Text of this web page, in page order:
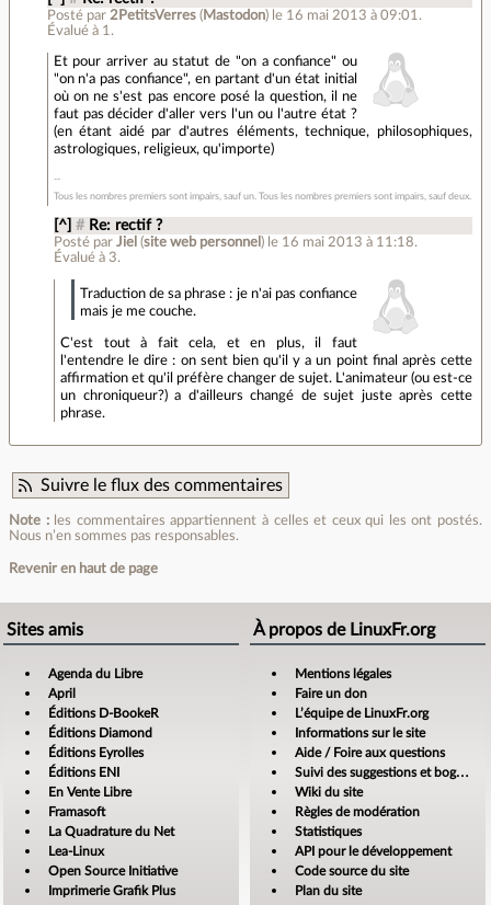
Posté par 2PetitsVerres(Mastodon) le 16 mai 2013 à 09:01 .
Évalué à 1 .
Et pour arriver au statut de "on a confiance" ou
"on n'a pas confiance", en partant d'un état initial
où on ne s'est pas encore posé la question, il ne
faut pas décider d'aller vers l'un ou l'autre état ?
(en étant aidé par d'autres éléments, technique, philosophiques,
astrologiques, religieux, qu'importe)
Tous les nombres premiers sont impairs, sauf un. Tous les nombres premiers sont impairs, sauf deux.
[^] # Re: rectif ?
Posté par Jiel (site web personnel ) le 16 mai 2013 à 11:18.
Évalué à 3.
Traduction de sa phrase : je n'ai pas confiance
mais je me couche.
C'est tout à fait cela, et en plus, il faut
l'entendre le dire : on sent bien qu'il y a un point final après cette
affirmation et qu'il préfère changer de sujet. L'animateur (ou est-ce
un chroniqueur?) a d'ailleurs changé de sujet juste après cette
phrase.
Suivre le flux des commentaires
Note :les commentaires appartiennent à celles et ceux qui les ont postés.
Nous n’en sommes pas responsables.
Revenir en haut de page
Sites amis
Agenda du Libre
April
Éditions D-BookeR
Éditions Diamond
Éditions Eyrolles
Éditions ENI
En Vente Libre
Framasoft
La Quadrature du Net
Lea-Linux
Open Source Initiative
Imprimerie Grafik Plus
À propos de LinuxFr.org
Mentions légales
Faire un don
L’équipe de LinuxFr.org
Informations sur le site
Aide / Foire aux questions
Suivi des suggestions et bogues
Wiki du site
Règles de modération
Statistiques
API pour le développement
Code source du site
Plan du site